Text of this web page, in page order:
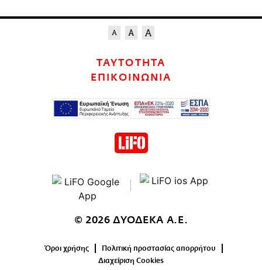
ΤΑΥΤΟΤΗΤΑ
ΕΠΙΚΟΙΝΩΝΙΑ
© 2026 ΔΥΟΔΕΚΑ Α.Ε.
Όροι χρήσης
Πολιτική προστασίας απορρήτου
Διαχείριση Cookies